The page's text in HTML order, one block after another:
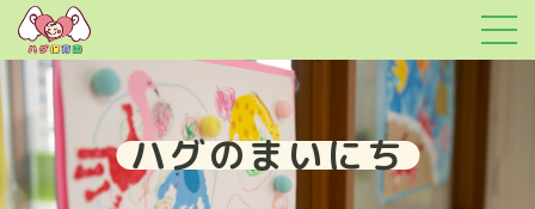
ハグのまいにち